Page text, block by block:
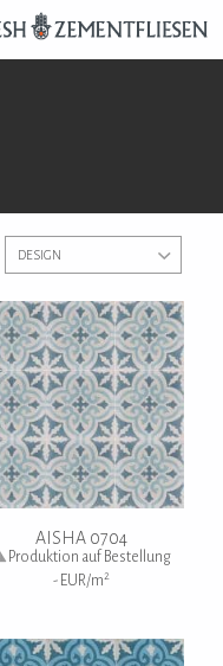
DESIGN
AISHA 0704
Produktion auf Bestellung
- EUR/m 2